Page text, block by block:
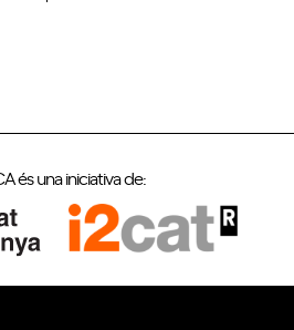
és una iniciativa de: